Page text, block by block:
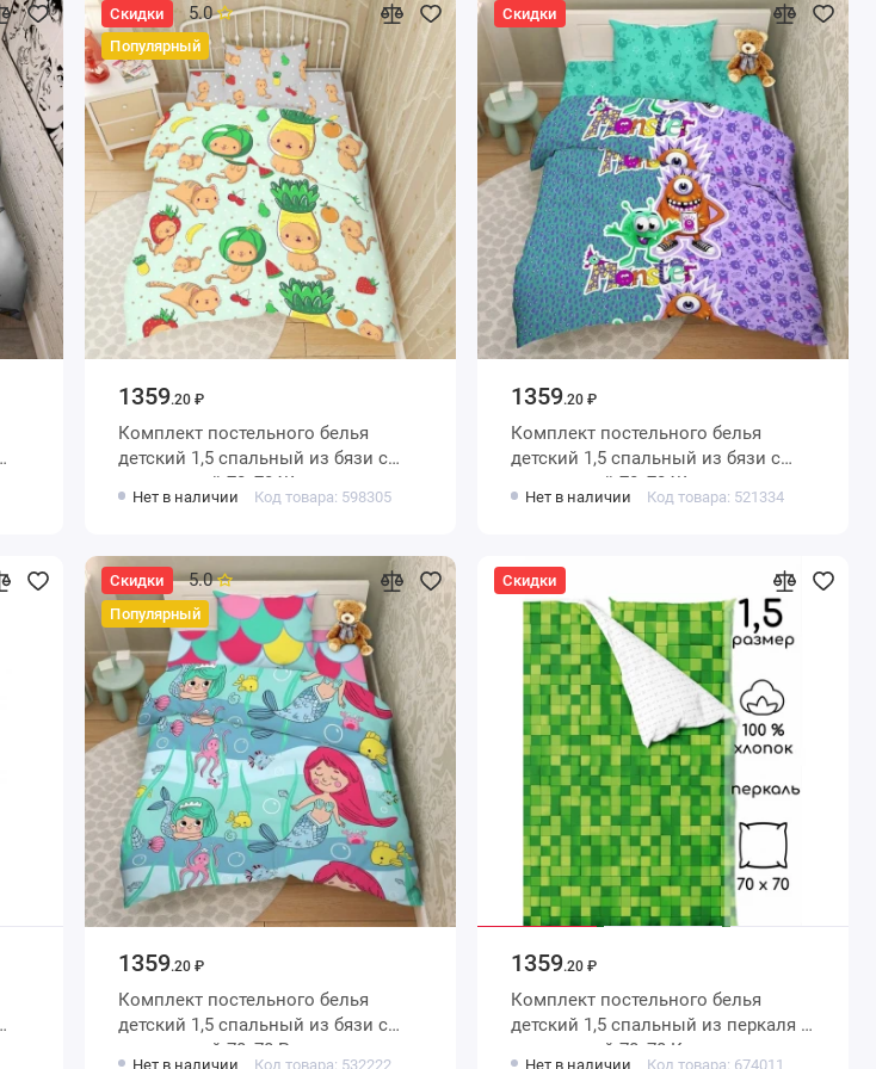
Скидки
Популярный
5.0
1359.20 ₽
Комплект постельного белья
детский 1,5 спальный из бязи с
наволочкой 70х70 Животные
Василиса
Нет в наличии Код товара: 598305
Скидки
1359.20 ₽
Комплект постельного белья
детский 1,5 спальный из бязи с
наволочкой 70х70 Животные
Василиса
Нет в наличии Код товара: 521334
Скидки
Популярный
5.0
1359.20 ₽
Комплект постельного белья
детский 1,5 спальный из бязи с
наволочкой 70х70 Рисунок
Нет в наличии Код товара: 532222
Скидки
1359.20 ₽
Комплект постельного белья
детский 1,5 спальный из перкаля с
наволочкой 70х70 Клетка
Нет в наличии Код товара: 674011